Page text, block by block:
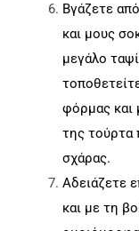
Βγάζετε
και μους
μεγάλο
φόρμας και
της τούρτα
σχάρας.
Αδειάζετε
και με τη